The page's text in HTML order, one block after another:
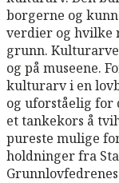
borgerne og
verdier og hvilke
grunn.
og på museene.
kulturarv i en
og uforståelig for
et tankekors å
pureste mulige
holdninger fra